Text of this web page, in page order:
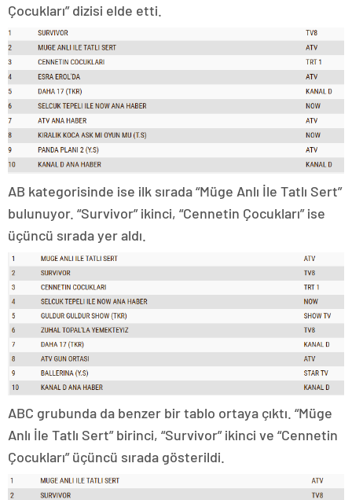
Çocukları” dizisi elde etti.
AB kategorisinde ise ilk sırada “Müge Anlı İle Tatlı Sert”
bulunuyor. “Survivor” ikinci, “Cennetin Çocukları” ise
üçüncü sırada yer aldı.
ABC grubunda da benzer bir tablo ortaya çıktı. “Müge
Anlı İle Tatlı Sert” birinci, “Survivor” ikinci ve “Cennetin
Çocukları” üçüncü sırada gösterildi.